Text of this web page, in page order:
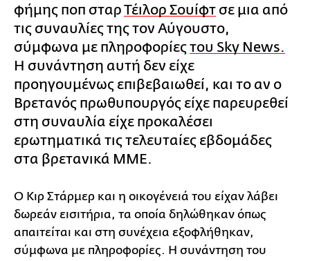
φήμης ποπ σταρΤέιλορ Σουίφτ σε μια από
τις συναυλίες της τον Αύγουστο,
σύμφωνα με πληροφορίεςτου Sky News.
Η συνάντηση αυτή δεν είχε
προηγουμένως επιβεβαιωθεί, και το αν ο
Βρετανός πρωθυπουργός είχε παρευρεθεί
στη συναυλία είχε προκαλέσει
ερωτηματικά τις τελευταίες εβδομάδες
στα βρετανικά ΜΜΕ.
Ο Κιρ Στάρμερ και η οικογένειά του είχαν λάβει
δωρεάν εισιτήρια, τα οποία δηλώθηκαν όπως
απαιτείται και στη συνέχεια εξοφλήθηκαν,
σύμφωνα με πληροφορίες. Η συνάντηση του